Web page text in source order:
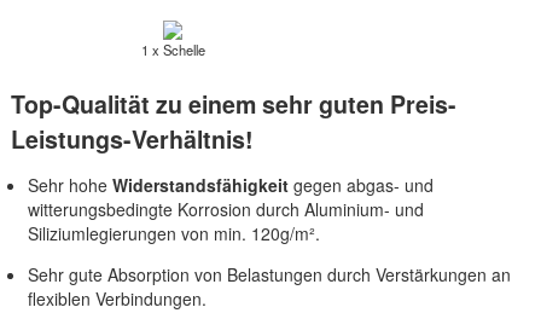
1 x Schelle
Top-Qualität zu einem sehr guten Preis-
Leistungs-Verhältnis!
Sehr hohe Widerstandsfähigkeit gegen abgas- und
witterungsbedingte Korrosion durch Aluminium- und
Siliziumlegierungen von min. 120g/m².
Sehr gute Absorption von Belastungen durch Verstärkungen an
flexiblen Verbindungen.